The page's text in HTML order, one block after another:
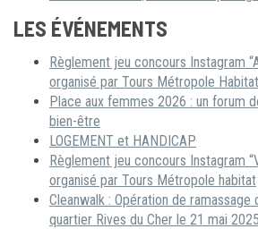
LES ÉVÉNEMENTS
Règlement jeu concours Instagram
organisé par Tours Métropole Habitat
Place aux femmes 2026 : un forum
bien-être
LOGEMENT et HANDICAP
Règlement jeu concours Instagram
organisé par Tours Métropole habitat
Cleanwalk : Opération de
quartier Rives du Cher le 21 mai